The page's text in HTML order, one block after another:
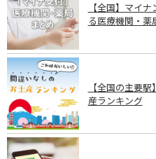
【全国】マイ
る医療機関・薬
【全国の主要
産ランキング